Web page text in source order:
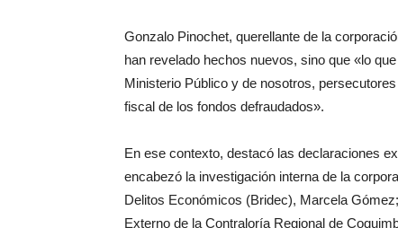
Gonzalo Pinochet, querellante de la
han revelado hechos nuevos, sino que «lo
Ministerio Público y de nosotros,
fiscal de los fondos defraudados».
En ese contexto, destacó las declaraciones
encabezó la investigación interna de la
Delitos Económicos (Bridec), Marcela
Externo de la Contraloría Regional de